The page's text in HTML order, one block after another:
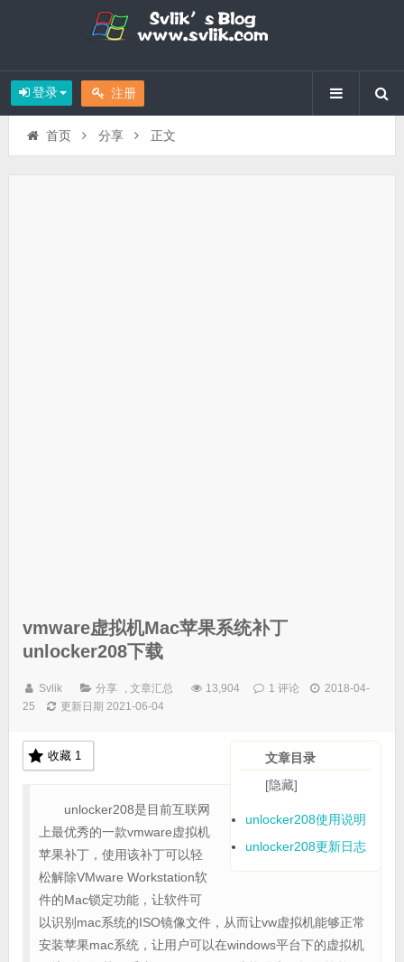
登录 注册
首页 分享 正文
vmware虚拟机Mac苹果系统补丁
unlocker208下载
Svlik 分享 , 文章汇总 13,904 1 评论
2018-04-
25
更新日期 2021-06-04
文章目录
[隐藏]
unlocker208使用说明
unlocker208更新日志
收藏 1
unlocker208是目前互联网
上最优秀的一款vmware虚拟机
苹果补丁，使用该补丁可以轻
松解除VMware Workstation软
件的Mac锁定功能，让软件可
以识别mac系统的ISO镜像文件，从而让vw虚拟机能够正常
安装苹果mac系统，让用户可以在windows平台下的虚拟机